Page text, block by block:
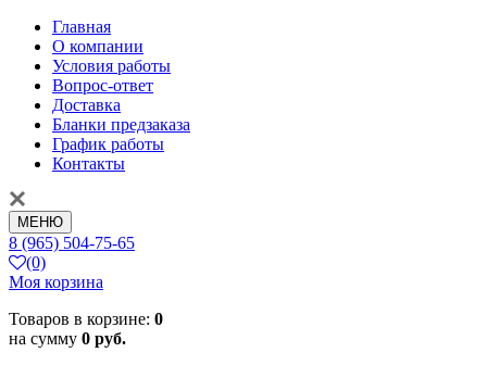
Главная
О компании
Условия работы
Вопрос-ответ
Доставка
Бланки предзаказа
График работы
Контакты
МЕНЮ
8 (965) 504-75-65
(0)
Моя корзина
Товаров в корзине: 0
на сумму 0 руб.